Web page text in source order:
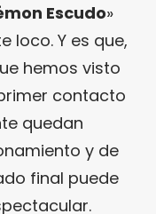
Escudo»
loco. Y es que,
hemos visto
contacto
quedan
y de
final puede